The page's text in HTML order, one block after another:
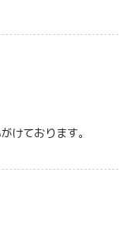
けております。